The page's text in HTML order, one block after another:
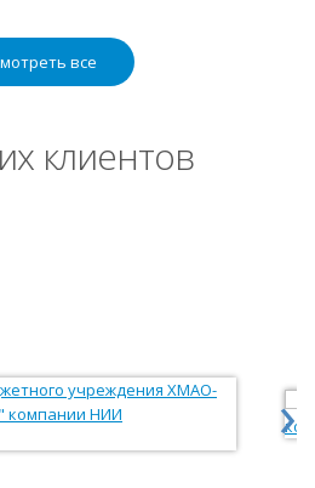
все
клиентов
›